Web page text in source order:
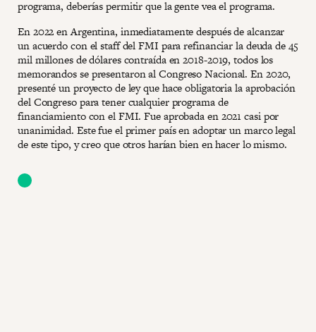
programa, deberías permitir que la gente vea el programa.
En 2022 en Argentina, inmediatamente después de alcanzar
un acuerdo con el staff del FMI para refinanciar la deuda de 45
mil millones de dólares contraída en 2018-2019, todos los
memorandos se presentaron al Congreso Nacional. En 2020,
presenté un proyecto de ley que hace obligatoria la aprobación
del Congreso para tener cualquier programa de
financiamiento con el FMI. Fue aprobada en 2021 casi por
unanimidad. Este fue el primer país en adoptar un marco legal
de este tipo, y creo que otros harían bien en hacer lo mismo.